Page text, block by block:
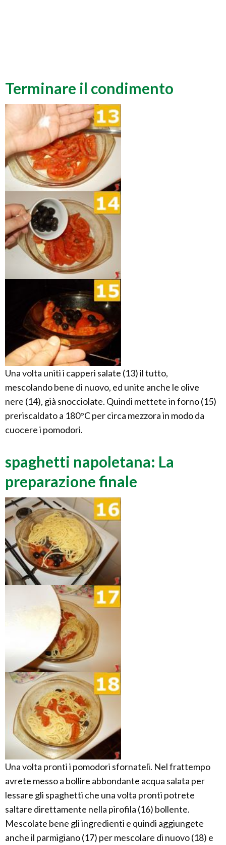
Terminare il condimento
Una volta uniti i capperi salate (13) il tutto,
mescolando bene di nuovo, ed unite anche le olive
nere (14), già snocciolate. Quindi mettete in forno (15)
preriscaldato a 180°C per circa mezzora in modo da
cuocere i pomodori.
spaghetti napoletana: La
preparazione finale
Una volta pronti i pomodori sfornateli. Nel frattempo
avrete messo a bollire abbondante acqua salata per
lessare gli spaghetti che una volta pronti potrete
saltare direttamente nella pirofila (16) bollente.
Mescolate bene gli ingredienti e quindi aggiungete
anche il parmigiano (17) per mescolare di nuovo (18) e